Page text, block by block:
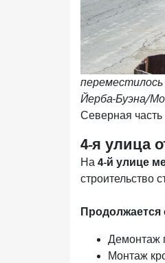
переместилось
Йерба-Буэна/
Северная
4-я улица
На 4-й улице
строительство
Продолжается
Демонтаж
Монтаж